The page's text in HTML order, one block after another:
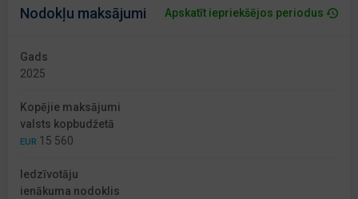
Nodokļu maksājumi Apskatīt iepriekšējos periodus
Gads
2025
Kopējie maksājumi
valsts kopbudžetā
EUR 15 560
Iedzīvotāju
ienākuma nodoklis